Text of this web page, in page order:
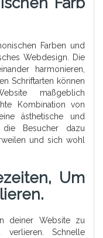
Farben und
Webdesign. Die
harmonieren,
Schriftarten können
maßgeblich
Kombination von
ästhetische und
die Besucher dazu
und sich wohl
Um
deiner Website zu
Schnelle